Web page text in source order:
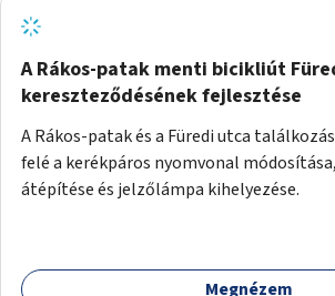
A Rákos-patak menti bicikliút
kereszteződésének fejlesztése
A Rákos-patak és a Füredi utca
felé a kerékpáros nyomvonal
átépítése és jelzőlámpa kihelyezése.
Megnézem